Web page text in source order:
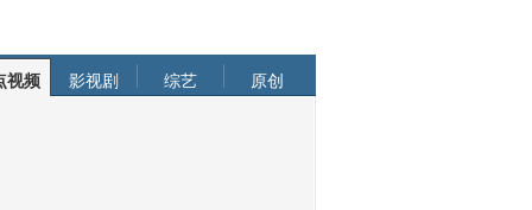
视频 影视剧 综艺 原创